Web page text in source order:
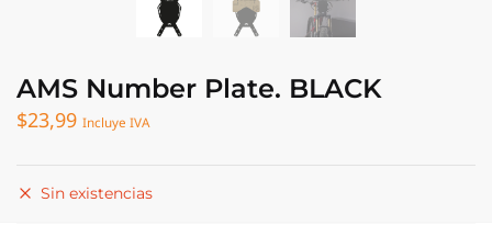
AMS Number Plate. BLACK
$23,99 Incluye IVA
Sin existencias